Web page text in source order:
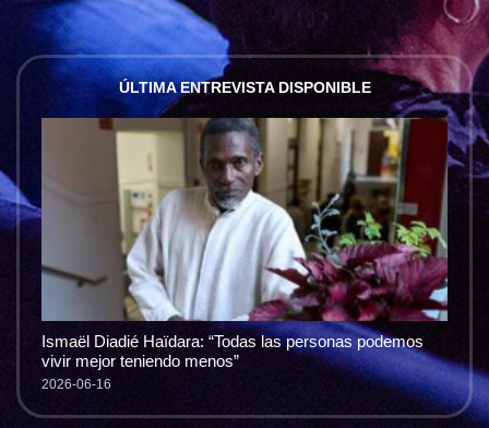
ÚLTIMA ENTREVISTA DISPONIBLE
Ismaël Diadié Haïdara: “Todas las personas podemos
vivir mejor teniendo menos”
2026-06-16